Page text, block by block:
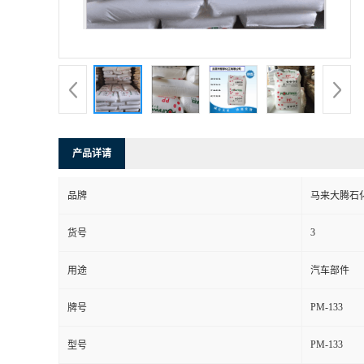
产品详请
品牌 马来大腾石
货号 3
用途 汽车部件
牌号 PM-133
型号 PM-133